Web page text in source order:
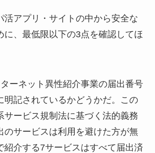
活アプリ・サイトの中から安全な
に、最低限以下の3点を確認してほ
ーネット異性紹介事業の届出番号
明記されているかどうかだ。この
サービス規制法に基づく法的義務
のサービスは利用を避けた方が無
紹介する7サービスはすべて届出済